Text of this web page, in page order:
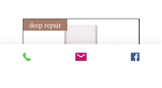
deep repair